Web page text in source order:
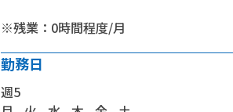
※残業：0時間程度/月
勤務日
週5